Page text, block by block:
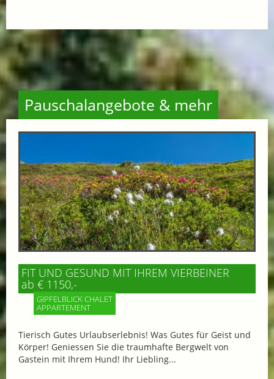
Pauschalangebote & mehr
FIT UND GESUND MIT IHREM VIERBEINER
ab € 1150,-
GIPFELBLICK CHALET
APPARTEMENT
Tierisch Gutes Urlaubserlebnis! Was Gutes für Geist und
Körper! Geniessen Sie die traumhafte Bergwelt von
Gastein mit Ihrem Hund! Ihr Liebling...